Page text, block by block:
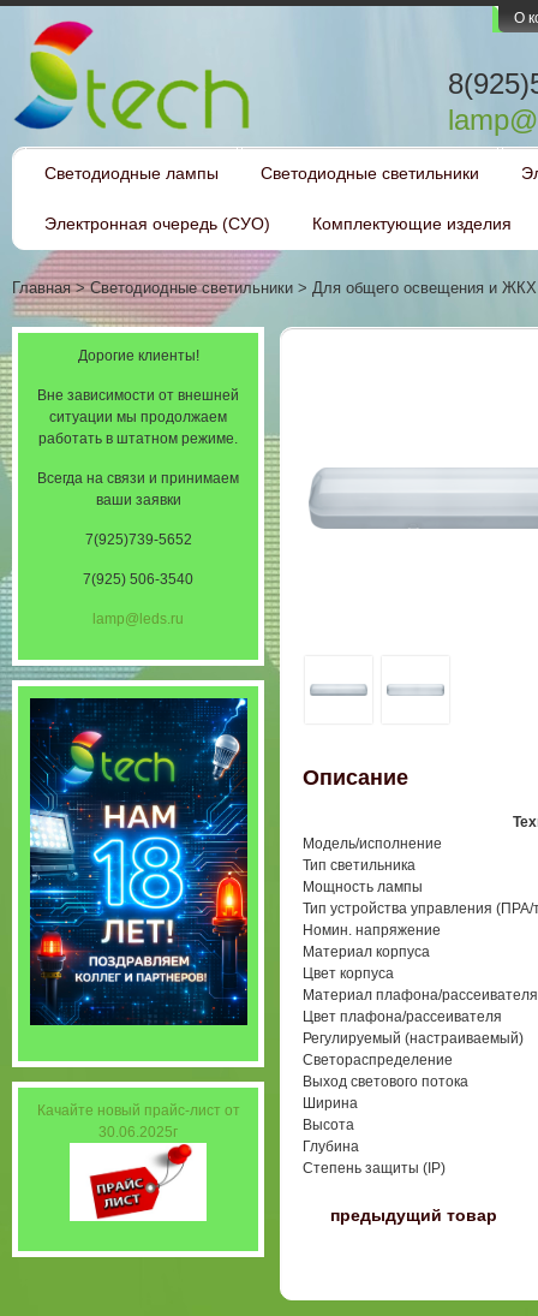
О
Светодиодные лампы Светодиодные светильники
Электронная очередь (СУО) Комплектующие изделия
Главная>Светодиодные светильники > Для общего освещения и ЖКХ
Описание
Модель/исполнение
Тип светильника
Мощность лампы
Тип устройства управления
Номин. напряжение
Материал корпуса
Цвет корпуса
Материал плафона/рассеивателя
Цвет плафона/рассеивателя
Регулируемый (настраиваемый)
Светораспределение
Выход светового потока
Ширина
Высота
Глубина
Степень защиты (IP)
предыдущий товар
Дорогие клиенты!
Вне зависимости от внешней
ситуации мы продолжаем
работать в штатном режиме.
Всегда на связи и принимаем
ваши заявки
7(925)739-5652
7(925) 506-3540
lamp@leds.ru
Качайте новый прайс-лист от
30.06.2025г